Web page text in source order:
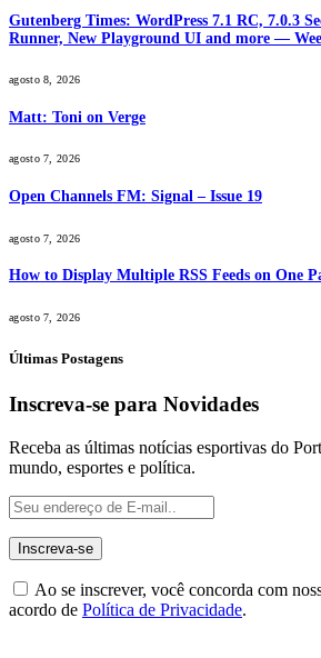
Gutenberg Times: WordPress 7.1 RC, 7.0.3
Runner, New Playground UI and more —
agosto 8, 2026
Matt: Toni on Verge
agosto 7, 2026
Open Channels FM: Signal – Issue 19
agosto 7, 2026
How to Display Multiple RSS Feeds on One
agosto 7, 2026
Últimas Postagens
Inscreva-se para Novidades
Receba as últimas notícias esportivas do
mundo, esportes e política.
Ao se inscrever, você concorda com
acordo de Política de Privacidade.